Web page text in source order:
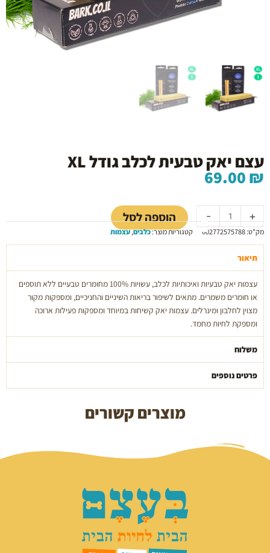
עצם יאק טבעית לכלב גודל XL
69.00₪
-
של
עצם
יאק
טבעית
גודל
XL
+ הוספה לסל
מק"ט:602772575788 קטגוריות מוצר:כלבים,עצמות
תיאור
עצמות יאק טבעיות ואיכותיות לכלב, עשויות 100% מחומרים טבעיים ללא תוספים
או חומרים משמרים. מתאים לשיפור בריאות השיניים והחניכיים, ומספקות מקור
מצוין לחלבון ומינרלים. עצמות יאק קשיחות במיוחד ומספקות פעילות ארוכה
ומספקת לחיות מחמד.
משלוח
פרטים נוספים
מוצרים קשורים